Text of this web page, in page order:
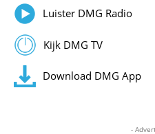
Luister DMG Radio
Kijk DMG TV
Download DMG App
-